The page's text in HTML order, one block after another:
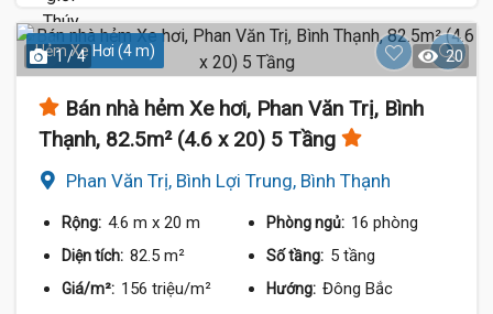
Hẻm Xe Hơi (4 m)
1 / 4 20
Bán nhà hẻm Xe hơi, Phan Văn Trị, Bình
Thạnh, 82.5m² (4.6 x 20) 5 Tầng
Phan Văn Trị, Bình Lợi Trung, Bình Thạnh
Rộng: 4.6 m x 20 m Phòng ngủ: 16 phòng
Diện tích: 82.5 m² Số tầng: 5 tầng
Giá/m²: 156 triệu/m² Hướng: Đông Bắc